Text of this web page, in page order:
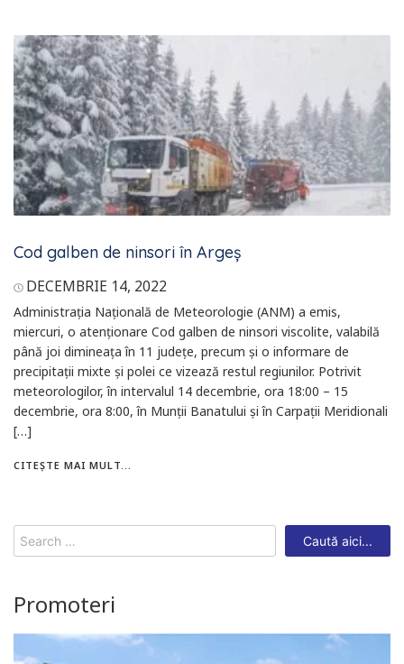
Cod galben de ninsori în Argeș
DECEMBRIE 14, 2022
Administraţia Naţională de Meteorologie (ANM) a emis,
miercuri, o atenţionare Cod galben de ninsori viscolite, valabilă
până joi dimineaţa în 11 judeţe, precum şi o informare de
precipitaţii mixte şi polei ce vizează restul regiunilor. Potrivit
meteorologilor, în intervalul 14 decembrie, ora 18:00 – 15
decembrie, ora 8:00, în Munţii Banatului şi în Carpaţii Meridionali
[…]
CITEȘTE MAI MULT...
Search
for:
Promoteri